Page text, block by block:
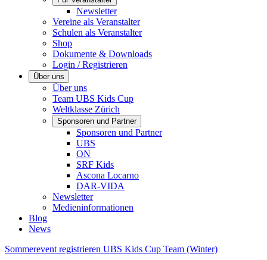
Newsletter
Vereine als Veranstalter
Schulen als Veranstalter
Shop
Dokumente & Downloads
Login / Registrieren
Über uns
Über uns
Team UBS Kids Cup
Weltklasse Zürich
Sponsoren und Partner
Sponsoren und Partner
UBS
ON
SRF Kids
Ascona ​Locarno
DAR-VIDA
Newsletter
Medieninformationen
Blog
News
Sommerevent registrieren UBS Kids Cup Team (Winter)